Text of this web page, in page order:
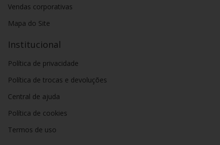
Vendas corporativas
Mapa do Site
Institucional
Política de privacidade
Política de trocas e devoluções
Central de ajuda
Política de cookies
Termos de uso